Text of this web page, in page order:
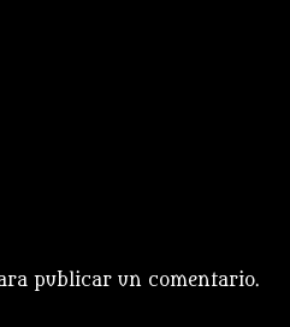
publicar un comentario.